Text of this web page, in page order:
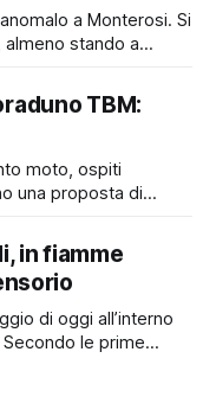
a Monterosi. Si
stando a
l’Albo
Il Consiglio
TBM:
moto, ospiti
una proposta di
che ha
richiamando
Lazio e dalle regioni
in fiamme
di oggi all’interno
le prime
sono intervenuti